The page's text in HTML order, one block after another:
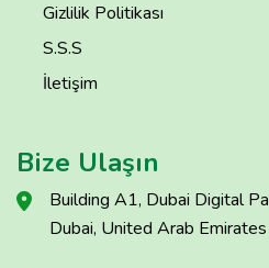
Gizlilik Politikası
S.S.S
İletişim
Bize Ulaşın
Building A1, Dubai Digital
Dubai, United Arab Emirates